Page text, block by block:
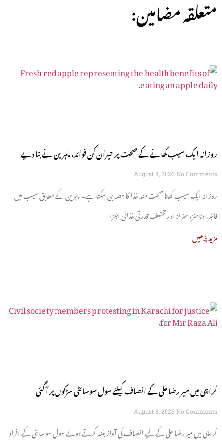
:متعلقہ مضامین
روزانہ ایک سیب کھانے کے صحت پر حیران کن فوائد، ماہرین نے بتا دیے
August 8, 2026 No Comments
روزانہ ایک سیب کھانا صحت مند غذا کا حصہ بن سکتا ہے۔ ماہرین کے مطابق سیب میں
فائبر، وٹامنز، منرلز اور مختلف قدرتی غذائی اجزا
مزید پڑھیں
کراچی میں میر رضا علی کے انصاف کیلئے سول سوسائٹی سڑکوں پر آ گئی
August 8, 2026 No Comments
کراچی میں میر رضا علی کے لیے انصاف کی آواز بلند کرتے ہوئے سول سوسائٹی کے افراد